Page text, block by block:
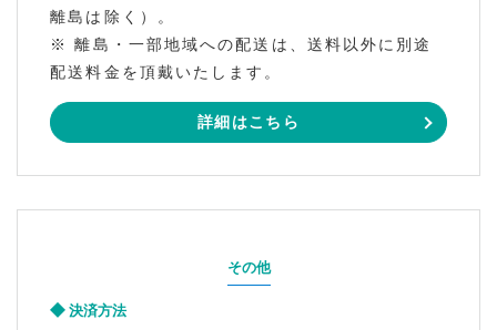
離島は除く）。
※ 離島・一部地域への配送は、送料以外に別途
配送料金を頂戴いたします。
詳細はこちら
その他
決済方法